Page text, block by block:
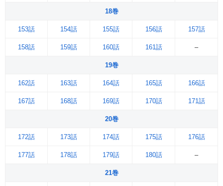
18巻
153話 154話 155話 156話 157話
158話 159話 160話 161話 –
19巻
162話 163話 164話 165話 166話
167話 168話 169話 170話 171話
20巻
172話 173話 174話 175話 176話
177話 178話 179話 180話 –
21巻